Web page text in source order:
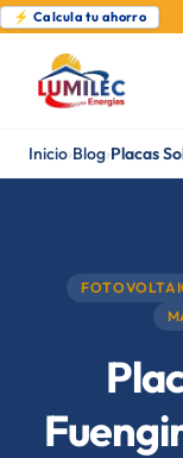
⚡ Calcula tu ahorro
Inicio›Blog›Placas